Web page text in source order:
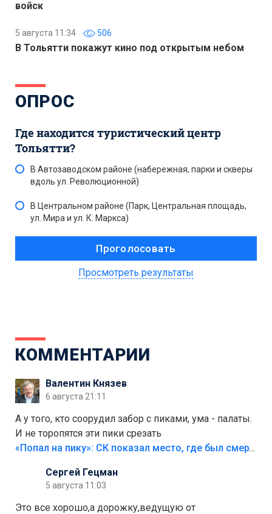
войск
5 августа 11:34 506
В Тольятти покажут кино под открытым небом
ОПРОС
Где находится туристический центр
Тольятти?
В Автозаводском районе (набережная, парки и скверы
вдоль ул. Революционной)
В Центральном районе (Парк, Центральная площадь,
ул. Мира и ул. К. Маркса)
Просмотреть результаты
КОММЕНТАРИИ
Валентин Князев
6 августа 21:11
А у того, кто соорудил забор с пиками, ума - палаты.
И не торопятся эти пики срезать
«Попал на пику»: СК показал место, где был смертельно травмирован ребенок в Тольятти
Сергей Гецман
5 августа 11:03
Это все хорошо,а дорожку,ведущую от